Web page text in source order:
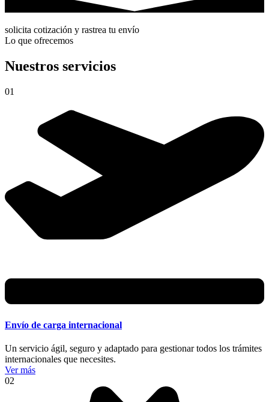
solicita cotización y rastrea tu envío
Lo que ofrecemos
Nuestros servicios
01
Envío de carga internacional
Un servicio ágil, seguro y adaptado para gestionar todos los trámites
internacionales que necesites.
Ver más
02